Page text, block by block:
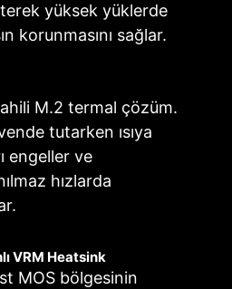
yüksek yüklerde
korunmasını sağlar.
M.2 termal çözüm.
tutarken ısıya
engeller ve
hızlarda
VRM Heatsink
MOS bölgesinin